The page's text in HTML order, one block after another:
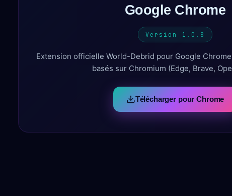
Google Chrome
Version 1.0.8
Extension officielle World-Debrid pour Google
basés sur Chromium (Edge, Brave,
Télécharger pour Chrome